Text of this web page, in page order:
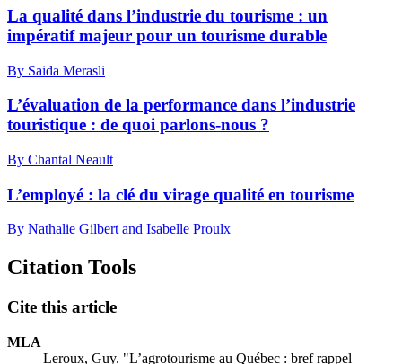
La qualité dans l’industrie du tourisme : un
impératif majeur pour un tourisme durable
By Saida Merasli
L’évaluation de la performance dans l’industrie
touristique : de quoi parlons-nous ?
By Chantal Neault
L’employé : la clé du virage qualité en tourisme
By Nathalie Gilbert and Isabelle Proulx
Citation Tools
Cite this article
MLA
Leroux, Guy. "L’agrotourisme au Québec : bref rappel